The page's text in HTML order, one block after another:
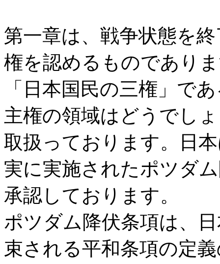
第一章は、戦争状態を
権を認めるものであり
「日本国民の三権」で
主権の領域はどうでし
取扱っております。日
実に実施されたポツダ
承認しております。
ポツダム降伏条項は、
束される平和条項の定